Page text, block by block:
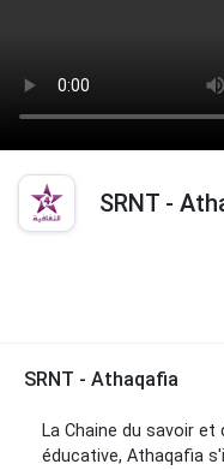
SRNT -
SRNT - Athaqafia
La Chaine du savoir
éducative, Athaqafia